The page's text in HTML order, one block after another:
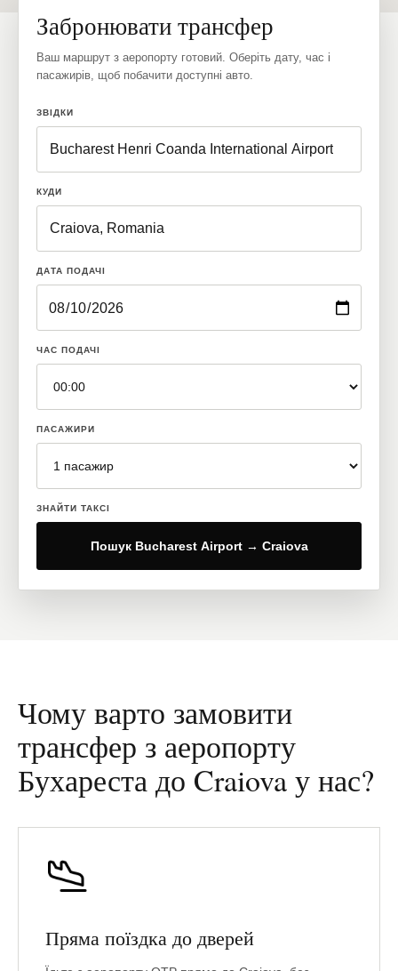
Забронювати трансфер
Ваш маршрут з аеропорту готовий. Оберіть дату, час і
пасажирів, щоб побачити доступні авто.
ЗВІДКИ
КУДИ
ДАТА ПОДАЧІ
ЧАС ПОДАЧІ
ПАСАЖИРИ
ЗНАЙТИ ТАКСІ
Пошук Bucharest Airport → Craiova
Чому варто замовити
трансфер з аеропорту
Бухареста до Craiova у нас?
Пряма поїздка до дверей